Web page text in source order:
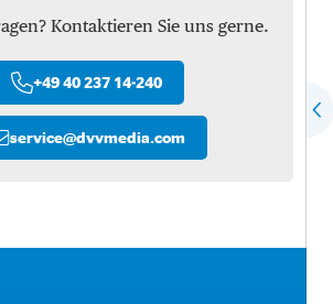
Kontaktieren Sie uns gerne.
+49 40 237 14-240
service@dvvmedia.com